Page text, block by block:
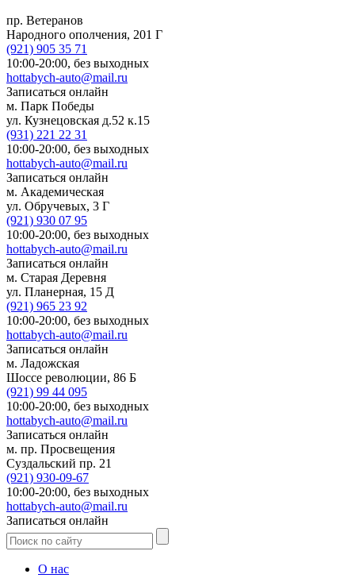
пр. Ветеранов
Народного ополчения, 201 Г
(921) 905 35 71
10:00-20:00, без выходных
hottabych-auto@mail.ru
Записаться онлайн
м. Парк Победы
ул. Кузнецовская д.52 к.15
(931) 221 22 31
10:00-20:00, без выходных
hottabych-auto@mail.ru
Записаться онлайн
м. Академическая
ул. Обручевых, 3 Г
(921) 930 07 95
10:00-20:00, без выходных
hottabych-auto@mail.ru
Записаться онлайн
м. Старая Деревня
ул. Планерная, 15 Д
(921) 965 23 92
10:00-20:00, без выходных
hottabych-auto@mail.ru
Записаться онлайн
м. Ладожская
Шоссе революции, 86 Б
(921) 99 44 095
10:00-20:00, без выходных
hottabych-auto@mail.ru
Записаться онлайн
м. пр. Просвещения
Суздальский пр. 21
(921) 930-09-67
10:00-20:00, без выходных
hottabych-auto@mail.ru
Записаться онлайн
О нас